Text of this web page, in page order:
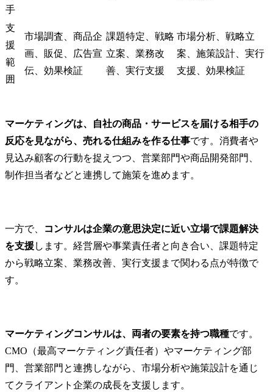
手
支
援
範
囲
市場調査、商品企
画、販促、広告宣
伝、効果検証
課題特定、戦略
立案、業務改
善、実行支援
市場分析、戦略立
案、施策設計、実行
支援、効果検証
マーケティングは、自社の商品・サービスを届ける相手の
反応を見ながら、売れる仕組みを作る仕事です。消費者や
見込み顧客の行動を捉えつつ、営業部門や商品開発部門、
制作担当者などと連携して施策を進めます。
一方で、
コンサルは企業の意思決定に近い立場で課題解決
を支援します。経営層や事業責任者と向き合い、課題特定
から戦略立案、業務改善、実行支援まで関わる点が特徴で
す。
マーケティングコンサルは、両者の要素を持つ職種です。
CMO（最高マーケティング責任者）やマーケティング部
門、営業部門と連携しながら、市場分析や施策設計を通じ
てクライアント企業の成長を支援します。